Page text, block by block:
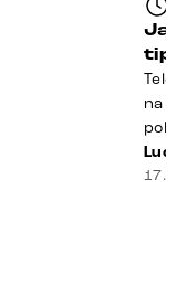
na
17.